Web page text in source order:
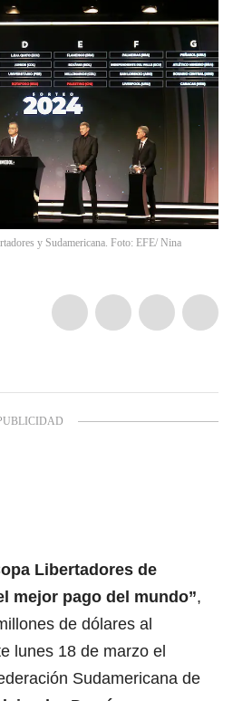
y Sudamericana. Foto: EFE/ Nina
Libertadores de
mejor pago del mundo”,
de dólares al
lunes 18 de marzo el
Sudamericana de